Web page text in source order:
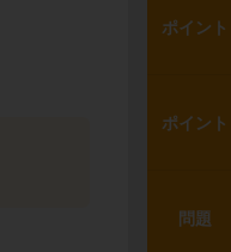
ポイント
ポイント
問題